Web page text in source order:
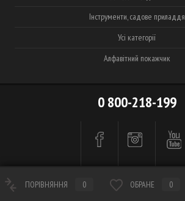
Інструменти, садове приладдя
Усі категорії
Алфавітний покажчик
0 800-218-199
ПОРІВНЯННЯ 0 ОБРАНЕ 0